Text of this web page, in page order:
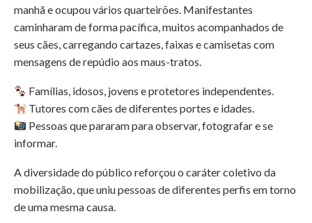
manhã e ocupou vários quarteirões. Manifestantes
caminharam de forma pacífica, muitos acompanhados de
seus cães, carregando cartazes, faixas e camisetas com
mensagens de repúdio aos maus-tratos.
Famílias, idosos, jovens e protetores independentes.
Tutores com cães de diferentes portes e idades.
Pessoas que pararam para observar, fotografar e se
informar.
A diversidade do público reforçou o caráter coletivo da
mobilização, que uniu pessoas de diferentes perfis em torno
de uma mesma causa.